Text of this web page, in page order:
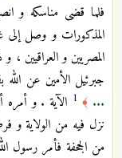
فلما قضى مناسكه و
المذكورات و وصل إلى
المصريين و العراقيين ،
جبرئيل الأمين عن الله
... ﴾ 1 الآية . و أمره
نزل فيه من الولاية و
من الجحفة فأمر رسول